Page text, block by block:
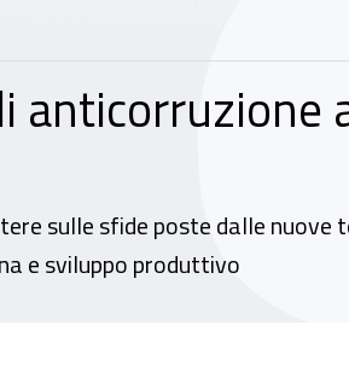
anticorruzione
sulle sfide poste dalle nuove
e sviluppo produttivo